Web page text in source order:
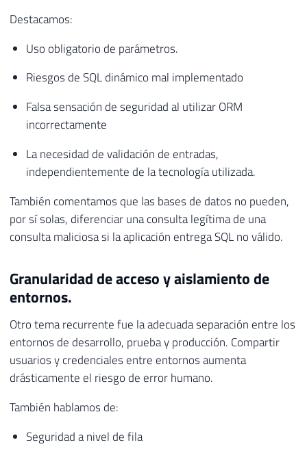
Destacamos:
Uso obligatorio de parámetros.
Riesgos de SQL dinámico mal implementado
Falsa sensación de seguridad al utilizar ORM
incorrectamente
La necesidad de validación de entradas,
independientemente de la tecnología utilizada.
También comentamos que las bases de datos no pueden,
por sí solas, diferenciar una consulta legítima de una
consulta maliciosa si la aplicación entrega SQL no válido.
Granularidad de acceso y aislamiento de
entornos.
Otro tema recurrente fue la adecuada separación entre los
entornos de desarrollo, prueba y producción. Compartir
usuarios y credenciales entre entornos aumenta
drásticamente el riesgo de error humano.
También hablamos de:
Seguridad a nivel de fila